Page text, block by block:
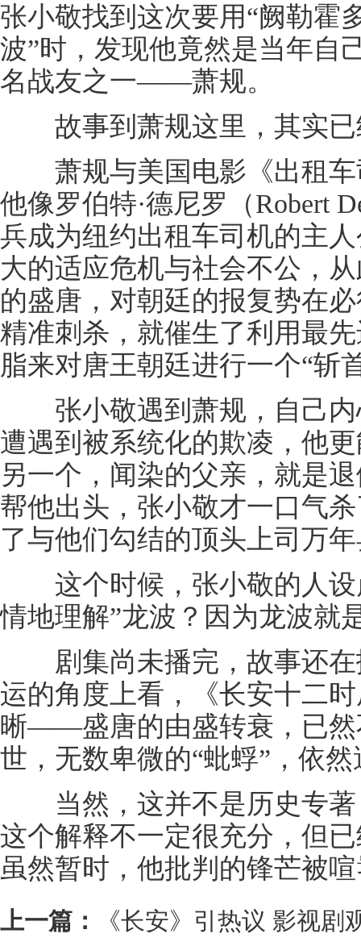
张小敬找到这次要用“阙勒霍
波”时，发现他竟然是当年自
名战友之一——萧规。
故事到萧规这里，其实已
萧规与美国电影《出租车
他像罗伯特·德尼罗（Robert
兵成为纽约出租车司机的主
大的适应危机与社会不公，
的盛唐，对朝廷的报复势在
精准刺杀，就催生了利用最
脂来对唐王朝廷进行一个“斩
张小敬遇到萧规，自己内
遭遇到被系统化的欺凌，他
另一个，闻染的父亲，就是
帮他出头，张小敬才一口气
了与他们勾结的顶头上司万
这个时候，张小敬的人设
情地理解”龙波？因为龙波就
剧集尚未播完，故事还在
运的角度上看，《长安十二
晰——盛唐的由盛转衰，已然
世，无数卑微的“蚍蜉”，依
当然，这并不是历史专著
这个解释不一定很充分，但
虽然暂时，他批判的锋芒被
上一篇：
《长安》引热议 影视剧